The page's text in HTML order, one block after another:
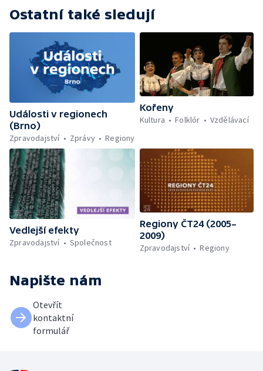
Ostatní také sledují
Události v regionech
(Brno)
Zpravodajství
Zprávy Regiony
Kořeny
Kultura
Folklór Vzdělávací
Vedlejší efekty
Zpravodajství
Společnost
Regiony ČT24 (2005–
2009)
Zpravodajství
Regiony
Napište nám
Otevřít
kontaktní
formulář